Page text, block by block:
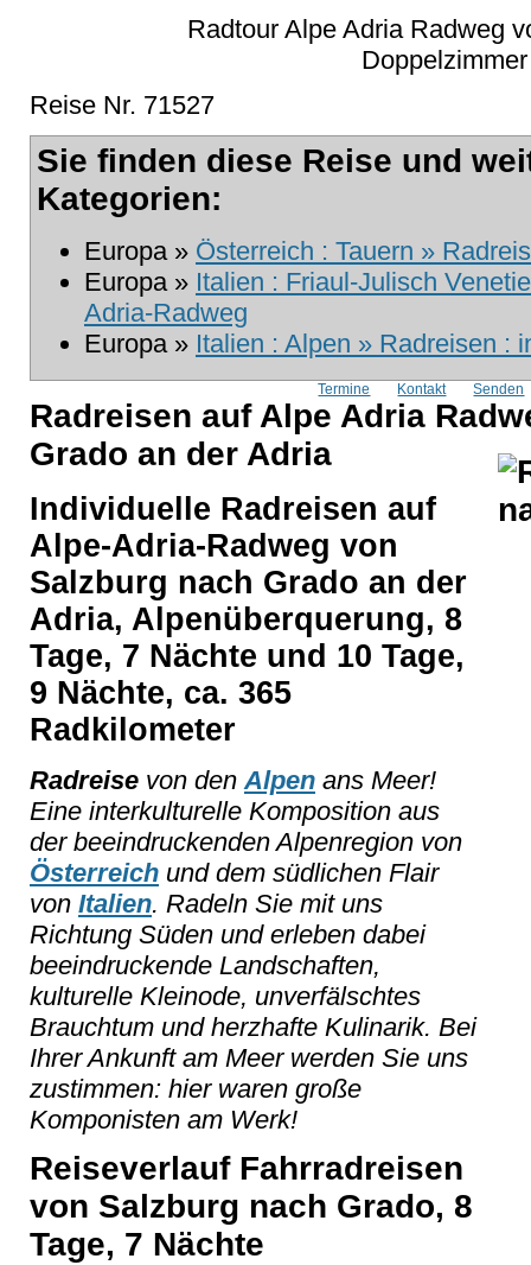
Radtour Alpe Adria Radweg
Reise Nr. 71527
Sie finden diese Reise und
Kategorien:
Europa » Österreich : Tauern »
Europa » Italien : Friaul-Julisch
Adria-Radweg
Europa » Italien : Alpen » Radreisen :
Termine Kontakt Senden
Radreisen auf Alpe Adria
Grado an der Adria
Individuelle Radreisen auf
Alpe-Adria-Radweg von
Salzburg nach Grado an der
Adria, Alpenüberquerung, 8
Tage, 7 Nächte und 10 Tage,
9 Nächte, ca. 365
Radkilometer
Radreise von denAlpen ans Meer!
Eine interkulturelle Komposition aus
der beeindruckenden Alpenregion von
Österreich und dem südlichen Flair
von Italien. Radeln Sie mit uns
Richtung Süden und erleben dabei
beeindruckende Landschaften,
kulturelle Kleinode, unverfälschtes
Brauchtum und herzhafte Kulinarik. Bei
Ihrer Ankunft am Meer werden Sie uns
zustimmen: hier waren große
Komponisten am Werk!
Reiseverlauf Fahrradreisen
von Salzburg nach Grado, 8
Tage, 7 Nächte